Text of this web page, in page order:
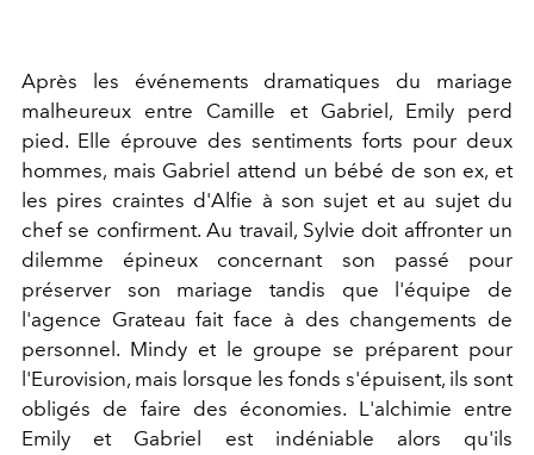
Après les événements dramatiques du mariage
malheureux entre Camille et Gabriel, Emily perd
pied. Elle éprouve des sentiments forts pour deux
hommes, mais Gabriel attend un bébé de son ex, et
les pires craintes d'Alfie à son sujet et au sujet du
chef se confirment. Au travail, Sylvie doit affronter un
dilemme épineux concernant son passé pour
préserver son mariage tandis que l'équipe de
l'agence Grateau fait face à des changements de
personnel. Mindy et le groupe se préparent pour
l'Eurovision, mais lorsque les fonds s'épuisent, ils sont
obligés de faire des économies. L'alchimie entre
Emily et Gabriel est indéniable alors qu'ils